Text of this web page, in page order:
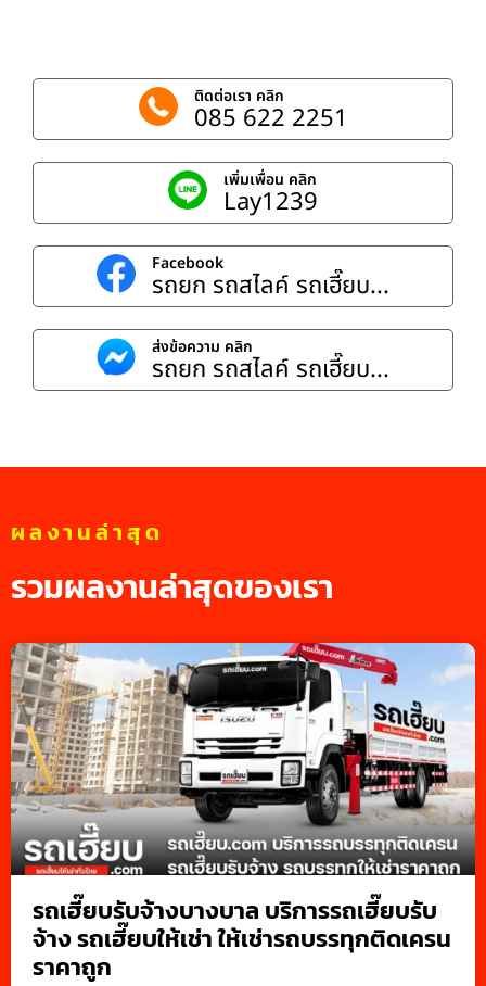
ติดต่อเรา คลิก
085 622 2251
เพิ่มเพื่อน คลิก
Lay1239
Facebook
รถยก รถสไลค์ รถเฮี๊ยบ...
ส่งข้อความ คลิก
รถยก รถสไลค์ รถเฮี๊ยบ...
ผลงานล่าสุด
รวมผลงานล่าสุดของเรา
รถเฮี๊ยบรับจ้างบางบาล บริการรถเฮี๊ยบรับ
จ้าง รถเฮี๊ยบให้เช่า ให้เช่ารถบรรทุกติดเครน
ราคาถูก